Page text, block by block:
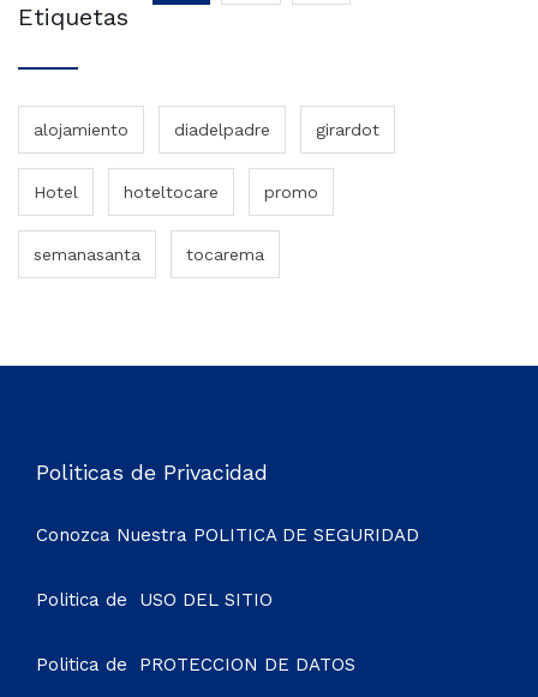
Etiquetas
alojamiento diadelpadre girardot
Hotel hoteltocare promo
semanasanta tocarema
Politicas de Privacidad
Conozca Nuestra POLITICA DE SEGURIDAD
Politica de USO DEL SITIO
Politica de PROTECCION DE DATOS